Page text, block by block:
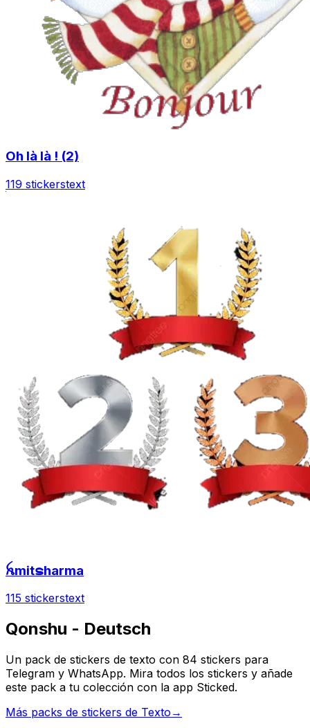
Oh là là ! (2)
119 stickerstext
ꫝmitຣharma
115 stickerstext
Qonshu - Deutsch
Un pack de stickers de texto con 84 stickers para
Telegram y WhatsApp. Mira todos los stickers y añade
este pack a tu colección con la app Sticked.
Más packs de stickers de Texto →